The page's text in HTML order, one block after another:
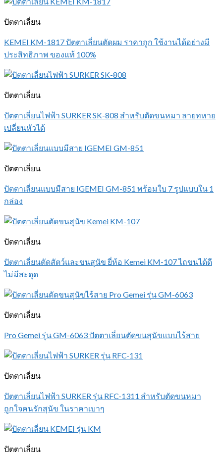
ปัตตาเลี่ยน
KEMEI KM-1817 ปัตตาเลี่ยนตัดผม ราคาถูก ใช้งานได้อย่างมี
ประสิทธิภาพ ของแท้ 100%
ปัตตาเลี่ยน
ปัตตาเลี่ยนไฟฟ้า SURKER SK-808 สำหรับตัดขนหมา ลายทหาย
เปลี่ยนหัวได้
ปัตตาเลี่ยน
ปัตตาเลี่ยนแบบมีสาย IGEMEI GM-851 พร้อมใบ 7 รูปแบบใน 1
กล่อง
ปัตตาเลี่ยน
ปัตตาเลี่ยนตัดสัตว์และขนสุนัข ยี่ห้อ Kemei KM-107 ไถขนได้ดี
ไม่มีสะดุด
ปัตตาเลี่ยน
Pro Gemei รุ่น GM-6063 ปัตตาเลี่ยนตัดขนสุนัขแบบไร้สาย
ปัตตาเลี่ยน
ปัตตาเลี่ยนไฟฟ้า SURKER รุ่น RFC-1311 สำหรับตัดขนหมา
ถูกใจคนรักสุนัข ในราคาเบาๆ
ปัตตาเลี่ยน